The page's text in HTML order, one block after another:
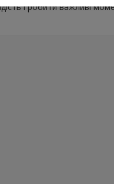
і робити важливі